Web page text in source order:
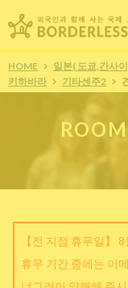
HOME 일본( 도쿄,간사
키하바라
기타센주2
【전 지점 휴무일】
휴무 기간 중에는 이